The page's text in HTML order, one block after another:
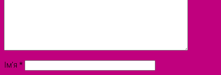
Ім'я *